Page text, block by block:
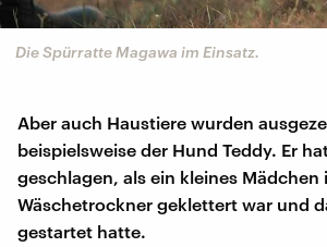
Die Spürratte Magawa im Einsatz.
Aber auch Haustiere wurden
beispielsweise der Hund Teddy. Er
geschlagen, als ein kleines Mädchen
Wäschetrockner geklettert war und
gestartet hatte.